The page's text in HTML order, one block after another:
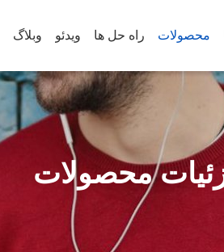
محصولات راه حل ها ویدئو وبلاگ
محصولات